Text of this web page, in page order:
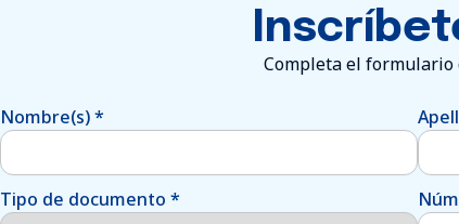
Completa el formulario
Nombre(s)*
Tipo de documento *